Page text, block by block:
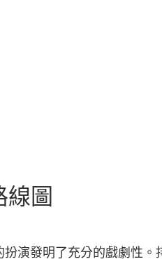
圖
扮演發明了充分的戲劇性。